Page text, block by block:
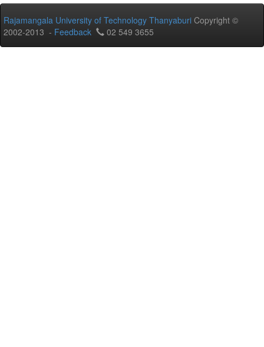
Rajamangala University of Technology Thanyaburi Copyright ©
2002-2013 - Feedback 02 549 3655